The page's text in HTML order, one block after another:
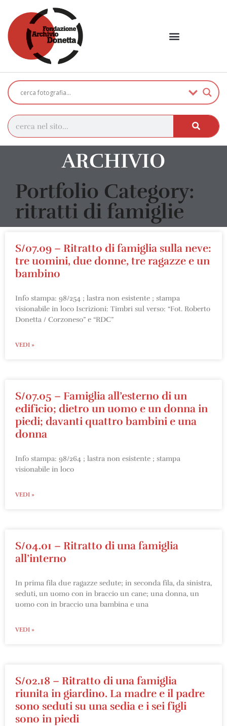
ARCHIVIO
Portfolio Category:
ritratti di famiglie
S/07.09 – Ritratto di famiglia sulla neve:
tre uomini, due donne, tre ragazze e un
bambino
Info stampa: 98/254 ; lastra non esistente ; stampa
visionabile in loco Iscrizioni: Timbri sul verso: “Fot. Roberto
Donetta / Corzoneso” e “RDC”
VEDI »
S/07.05 – Famiglia all’esterno di un
edificio; dietro un uomo e un donna in
piedi; davanti quattro bambini e una
donna
Info stampa: 98/264 ; lastra non esistente ; stampa
visionabile in loco
VEDI »
S/04.01 – Ritratto di una famiglia
all’interno
In prima fila due ragazze sedute; in seconda fila, da sinistra,
seduti, un uomo con in braccio un cane; una donna, un
uomo con in braccio una bambina e una
VEDI »
S/02.18 – Ritratto di una famiglia
riunita in giardino. La madre e il padre
sono seduti su una sedia e i sei figli
sono in piedi